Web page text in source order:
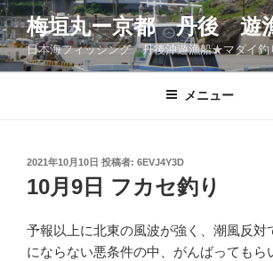
コ
ン
テ
ン
梅垣丸ー京都 丹後 遊
日本海フィッシング 丹後沖遊漁船★マダイ釣
メニュー
投
稿
日:
2021年10月10日 投稿者: 6EVJ4Y3D
10月9日 フカセ釣り
予報以上に北東の風波が強く、潮風反対
にならない悪条件の中、がんばってもら